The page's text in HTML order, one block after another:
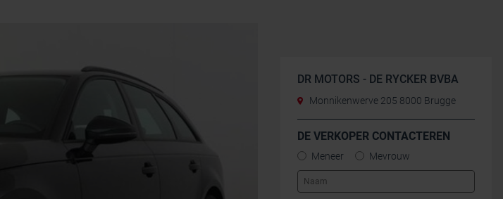
DR MOTORS - DE RYCKER BVBA
Monnikenwerve 205 8000 Brugge
DE VERKOPER CONTACTEREN
Meneer Mevrouw